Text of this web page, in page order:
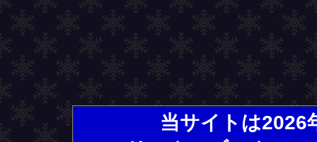
当サイトは2026